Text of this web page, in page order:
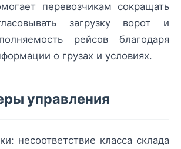
перевозчикам сокращать
загрузку ворот и
рейсов благодаря
о грузах и условиях.
управления
несоответствие класса склада